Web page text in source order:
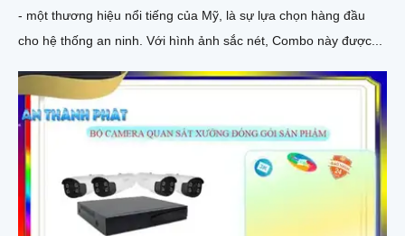
- một thương hiệu nổi tiếng của Mỹ, là sự lựa chọn hàng đầu
cho hệ thống an ninh. Với hình ảnh sắc nét, Combo này được...